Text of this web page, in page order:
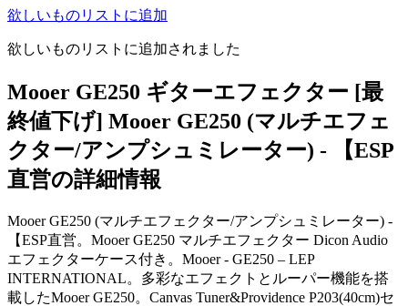
欲しいものリストに追加
欲しいものリストに追加されました
Mooer GE250 ギターエフェクター [最
終値下げ] Mooer GE250 (マルチエフェ
クター/アンプシュミレーター) - 【ESP
直営の詳細情報
Mooer GE250 (マルチエフェクター/アンプシュミレーター) -
【ESP直営。Mooer GE250 マルチエフェクター Dicon Audio
エフェクターケース付き。Mooer - GE250 – LEP
INTERNATIONAL。多彩なエフェクトとルーパー機能を搭
載したMooer GE250。Canvas Tuner&Providence P203(40cm)セ